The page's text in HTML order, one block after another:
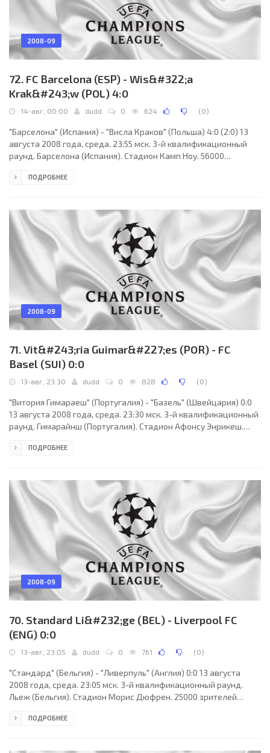
2008-09
72. FC Barcelona (ESP) - Wis&#322;a
Krak&#243;w (POL) 4:0
14-авг, 00:00 dudd 0 624 (0)
"Барселона" (Испания) - "Висла Краков" (Польша) 4:0 (2:0) 13
августа 2008 года, среда. 23:55 мск. 3-й квалификационный
раунд. Барселона (Испания). Стадион Камп Ноу. 56000
Чиркетта (Муттенц, Швейцария). "Барселона": Виктор Вальдес,
Это´О, Тьерри Анри (Александр Глеб, 84), Педро Родригес (Яя
Туре, 61). Главный тренер -
ПОДРОБНЕЕ
2008-09
71. Vit&#243;ria Guimar&#227;es (POR) - FC
Basel (SUI) 0:0
13-авг, 23:30 dudd 0 828 (0)
"Витория Гимараеш" (Португалия) - "Базель" (Швейцария) 0:0
13 августа 2008 года, среда. 23:30 мск. 3-й квалификационный
раунд. Гимарайнш (Португалия). Стадион Афонсу Энрикеш.
Гилевски (Радом, Польша). "Витория Гимараеш": Нилсон,
Мейрелеш Флавиу, Жуан Алвеш, Дуглас (Роберто, 76), Марку
Маркинью (Мануэл Карлитуш, 46). Главный тренер
ПОДРОБНЕЕ
2008-09
70. Standard Li&#232;ge (BEL) - Liverpool FC
(ENG) 0:0
13-авг, 23:05 dudd 0 761 (0)
"Стандард" (Бельгия) - "Ливерпуль" (Англия) 0:0 13 августа
2008 года, среда. 23:05 мск. 3-й квалификационный раунд.
Льеж (Бельгия). Стадион Морис Дюфрен. 25000 зрителей
(Осло, Норвегия). "Стандард": Андрес Эспиноса Рорис Арагон,
ПОДРОБНЕЕ